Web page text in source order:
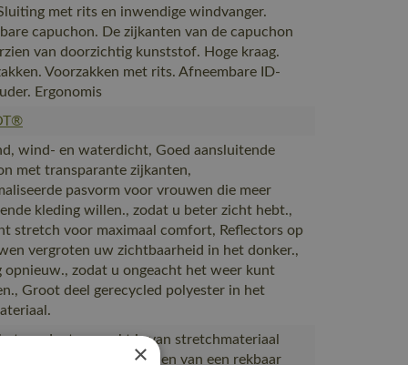
met rits en inwendige windvanger.
capuchon. De zijkanten van de capuchon
van doorzichtig kunststof. Hoge kraag.
Voorzakken met rits. Afneembare ID-
Ergonomis
wind- en waterdicht, Goed aansluitende
met transparante zijkanten,
pasvorm voor vrouwen die meer
kleding willen., zodat u beter zicht hebt.,
stretch voor maximaal comfort, Reflectors op
vergroten uw zichtbaarheid in het donker.,
opnieuw., zodat u ongeacht het weer kunt
Groot deel gerecycled polyester in het
product gemaakt is van stretchmateriaal
gebruik gemaakt te worden van een rekbaar
×